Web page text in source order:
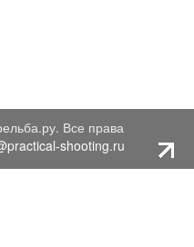
Все права
shooting.ru